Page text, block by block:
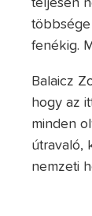
teljesen
többsége
fenékig.
Balaicz
hogy az
minden
útravaló,
nemzeti